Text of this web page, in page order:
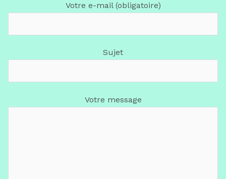
Votre e-mail (obligatoire)
Sujet
Votre message